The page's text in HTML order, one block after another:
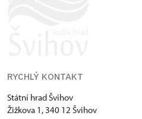
RYCHLÝ KONTAKT
Státní hrad Švihov
Žižkova 1, 340 12 Švihov